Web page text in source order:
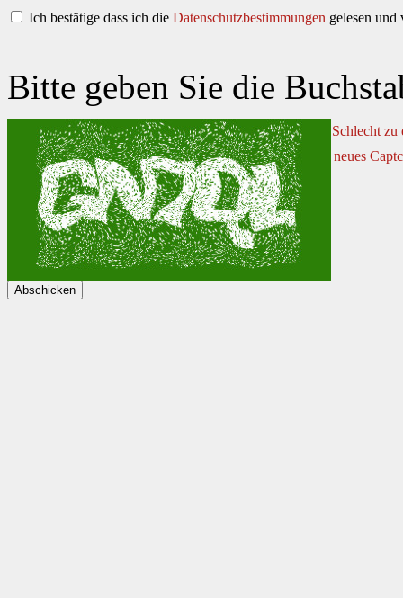
Ich bestätige dass ich die Datenschutzbestimmungen gelesen und
Bitte geben Sie die
Schlecht zu
neues